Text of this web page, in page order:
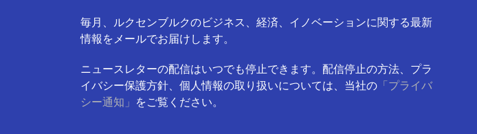
毎月、ルクセンブルクのビジネス、経済、イノベーションに関する最新
情報をメールでお届けします。
ニュースレターの配信はいつでも停止できます。配信停止の方法、プラ
イバシー保護方針、個人情報の取り扱いについては、当社の 「プライバ
シー通知」 をご覧ください。